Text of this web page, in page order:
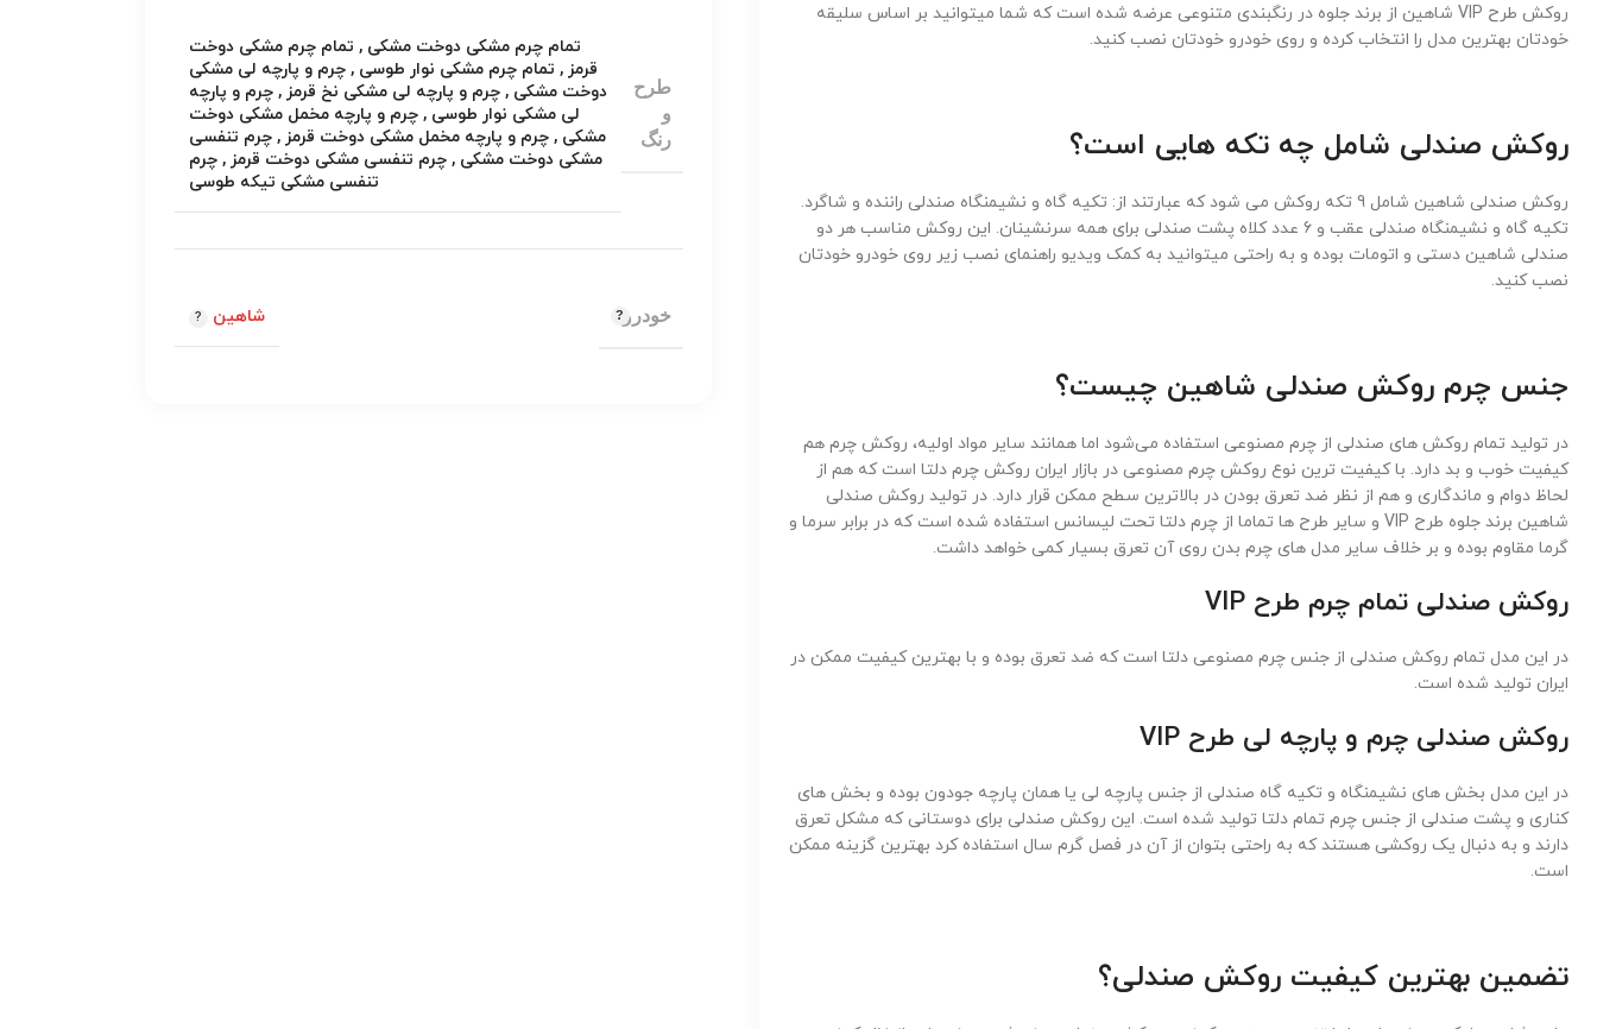
روکش طرح VIP شاهین از برند جلوه در رنگبندی متنوعی عرضه شده است که شما میتوانید بر اساس سلیقه
خودتان بهترین مدل را انتخاب کرده و روی خودرو خودتان نصب کنید.
روکش صندلی شامل چه تکه هایی است؟
روکش صندلی شاهین شامل 9 تکه روکش می شود که عبارتند از: تکیه گاه و نشیمنگاه صندلی راننده و شاگرد.
تکیه گاه و نشیمنگاه صندلی عقب و 6 عدد کلاه پشت صندلی برای همه سرنشینان. این روکش مناسب هر دو
صندلی شاهین دستی و اتومات بوده و به راحتی میتوانید به کمک ویدیو راهنمای نصب زیر روی خودرو خودتان
نصب کنید.
جنس چرم روکش صندلی شاهین چیست؟
در تولید تمام روکش های صندلی از چرم مصنوعی استفاده می‌شود اما همانند سایر مواد اولیه، روکش چرم هم
کیفیت خوب و بد دارد. با کیفیت ترین نوع روکش چرم مصنوعی در بازار ایران روکش چرم دلتا است که هم از
لحاظ دوام و ماندگاری و هم از نظر ضد تعرق بودن در بالاترین سطح ممکن قرار دارد. در تولید روکش صندلی
شاهین برند جلوه طرح VIP و سایر طرح ها تماما از چرم دلتا تحت لیسانس استفاده شده است که در برابر سرما و
گرما مقاوم بوده و بر خلاف سایر مدل های چرم بدن روی آن تعرق بسیار کمی خواهد داشت.
روکش صندلی تمام چرم طرح VIP
در این مدل تمام روکش صندلی از جنس چرم مصنوعی دلتا است که ضد تعرق بوده و با بهترین کیفیت ممکن در
ایران تولید شده است.
روکش صندلی چرم و پارچه لی طرح VIP
در این مدل بخش های نشیمنگاه و تکیه گاه صندلی از جنس پارچه لی یا همان پارچه جودون بوده و بخش های
کناری و پشت صندلی از جنس چرم تمام دلتا تولید شده است. این روکش صندلی برای دوستانی که مشکل تعرق
دارند و به دنبال یک روکشی هستند که به راحتی بتوان از آن در فصل گرم سال استفاده کرد بهترین گزینه ممکن
است.
تضمین بهترین کیفیت روکش صندلی؟
طرح
و
رنگ
تمام چرم مشکی دوخت مشکی , تمام چرم مشکی دوخت
قرمز , تمام چرم مشکی نوار طوسی ,چرم و پارچه لی مشکی
دوخت مشکی ,چرم و پارچه لی مشکی نخ قرمز ,چرم و پارچه
لی مشکی نوار طوسی ,چرم و پارچه مخمل مشکی دوخت
مشکی ,چرم و پارچه مخمل مشکی دوخت قرمز ,چرم تنفسی
مشکی دوخت مشکی ,چرم تنفسی مشکی دوخت قرمز ,چرم
تنفسی مشکی تیکه طوسی
خودرو شاهین